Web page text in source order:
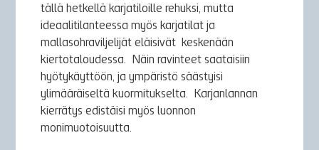
tällä hetkellä karjatiloille rehuksi, mutta
ideaalitilanteessa myös karjatilat ja
mallasohraviljelijät eläisivät keskenään
kiertotaloudessa. Näin ravinteet saataisiin
hyötykäyttöön, ja ympäristö säästyisi
ylimääräiseltä kuormitukselta. Karjanlannan
kierrätys edistäisi myös luonnon
monimuotoisuutta.